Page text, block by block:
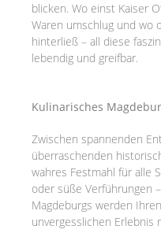
blicken. Wo einst Kaiser
Waren umschlug und wo
hinterließ – all diese
lebendig und greifbar.
Kulinarisches
Zwischen spannenden
überraschenden
wahres Festmahl für alle
oder süße Verführungen
Magdeburgs werden
unvergesslichen Erlebnis